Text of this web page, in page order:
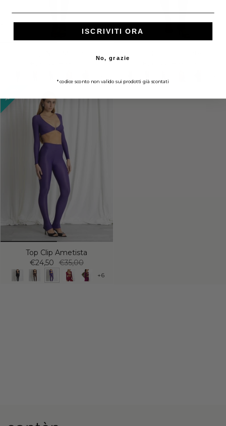
Top Clip Ametista
€24,50
€35,00
+6
ISCRIVITI ORA
No, grazie
*codice sconto non valido sui prodotti già scontati